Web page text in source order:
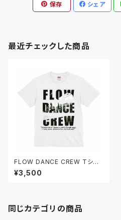
保存 シェア
最近チェックした商品
FLOW DANCE CREW Tシャ
ツ
¥3,500
同じカテゴリの商品